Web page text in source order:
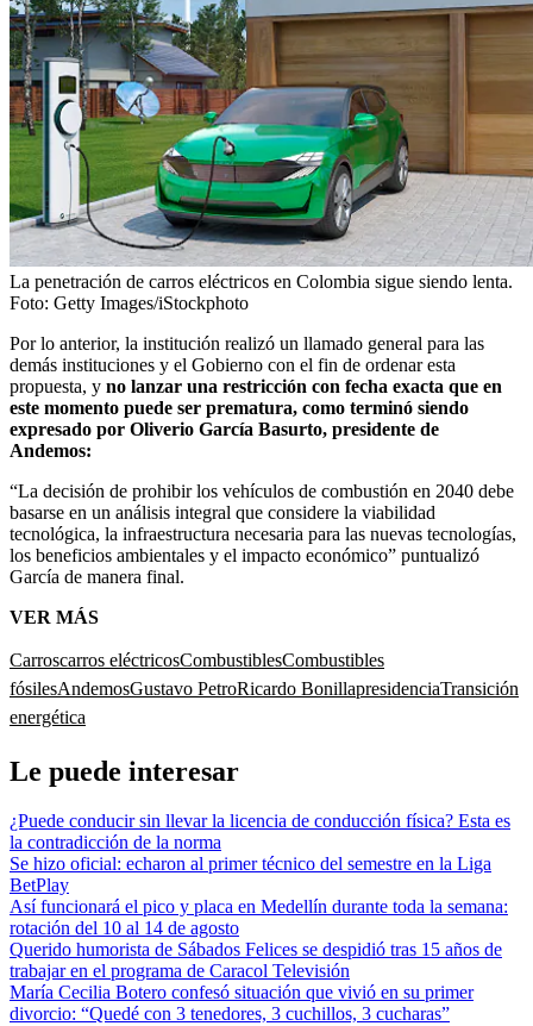
La penetración de carros eléctricos en Colombia sigue siendo lenta.
Foto: Getty Images/iStockphoto
Por lo anterior, la institución realizó un llamado general para las
demás instituciones y el Gobierno con el fin de ordenar esta
propuesta, y no lanzar una restricción con fecha exacta que en
este momento puede ser prematura, como terminó siendo
expresado por Oliverio García Basurto, presidente de
Andemos:
“La decisión de prohibir los vehículos de combustión en 2040 debe
basarse en un análisis integral que considere la viabilidad
tecnológica, la infraestructura necesaria para las nuevas tecnologías,
los beneficios ambientales y el impacto económico” puntualizó
García de manera final.
VER MÁS
Carroscarros eléctricosCombustiblesCombustibles
fósilesAndemosGustavo PetroRicardo BonillapresidenciaTransición
energética
Le puede interesar
¿Puede conducir sin llevar la licencia de conducción física? Esta es
la contradicción de la norma
Se hizo oficial: echaron al primer técnico del semestre en la Liga
BetPlay
Así funcionará el pico y placa en Medellín durante toda la semana:
rotación del 10 al 14 de agosto
Querido humorista de Sábados Felices se despidió tras 15 años de
trabajar en el programa de Caracol Televisión
María Cecilia Botero confesó situación que vivió en su primer
divorcio: “Quedé con 3 tenedores, 3 cuchillos, 3 cucharas”